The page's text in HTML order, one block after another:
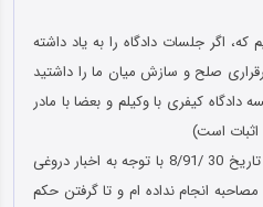
اگر جلسات دادگاه را به یاد داشته
صلح و سازش میان ما را داشتید
کیفری با وکیلم و بعضا با مادر
اثبات است)
1 ) اولین نکته ای که باید به شما جواب بدهم در رابطه با این موضوع است که من در تاریخ 30 /8/91 با توجه به اخبار دروغی
انجام نداده ام و تا گرفتن حکم